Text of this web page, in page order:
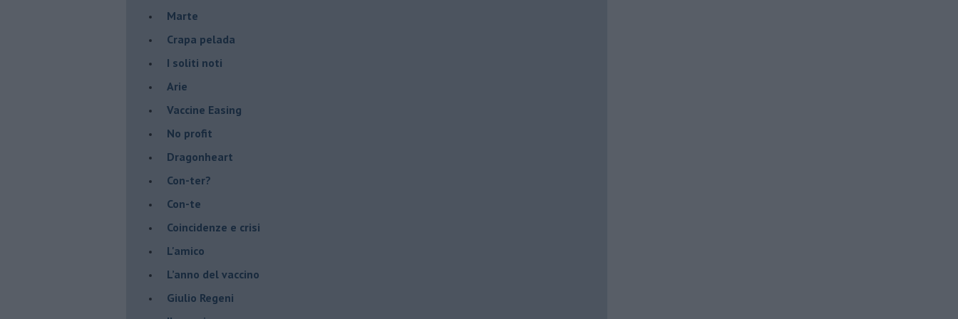
Marte
​Crapa pelada
​I soliti noti
Arie
​Vaccine Easing
No profit
Dragonheart
Con-ter?
​Con-te
Coincidenze e crisi
L'amico
​L’anno del vaccino
Giulio Regeni